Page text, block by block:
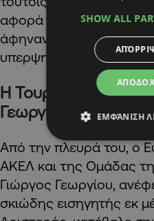
αφορά τις
άφηναν κανένα
υπερψηφίσουμε»,
Η Τουρκία να μάθει
Γεωργίου
Από την πλευρά του, ο
ΑΚΕΛ και της Ομάδας
Γιώργος Γεωργίου,
σκιώδης εισηγητής εκ
SHOW ALL
ΕΜΦΆΝΙΣΗ